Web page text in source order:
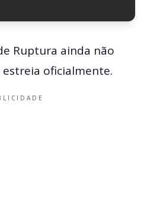
Ruptura ainda não
oficialmente.